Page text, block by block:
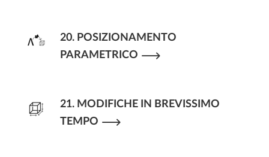
20. POSIZIONAMENTO
PARAMETRICO
21. MODIFICHE IN BREVISSIMO
TEMPO